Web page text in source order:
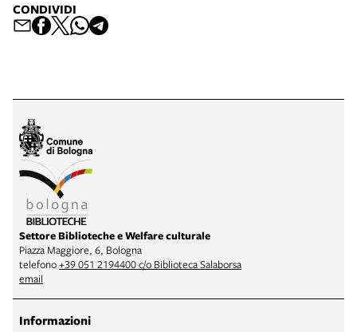
CONDIVIDI
Settore Biblioteche e Welfare culturale
Piazza Maggiore, 6, Bologna
telefono+39 051 2194400 c/o Biblioteca Salaborsa
email
Informazioni